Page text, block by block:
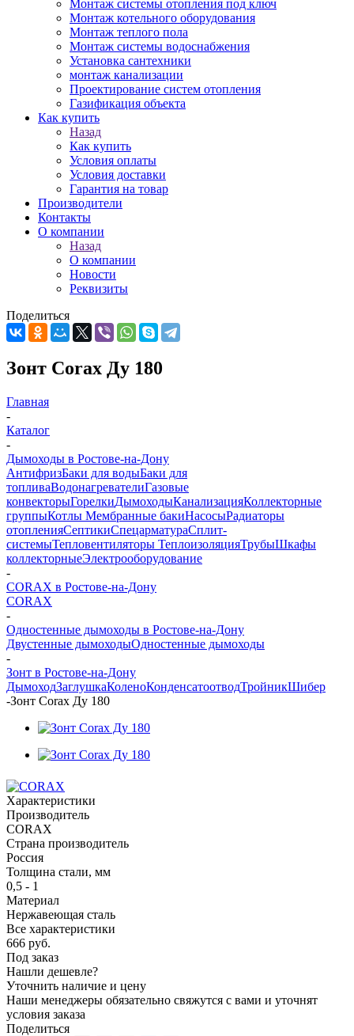
Монтаж системы отопления под ключ
Монтаж котельного оборудования
Монтаж теплого пола
Монтаж системы водоснабжения
Установка сантехники
монтаж канализации
Проектирование систем отопления
Газификация объекта
Как купить
Назад
Как купить
Условия оплаты
Условия доставки
Гарантия на товар
Производители
Контакты
О компании
Назад
О компании
Новости
Реквизиты
Поделиться
Зонт Corax Ду 180
Главная
-
Каталог
-
Дымоходы в Ростове-на-Дону
АнтифризБаки для водыБаки для
топливаВодонагревателиГазовые
конвекторыГорелкиДымоходыКанализацияКоллекторные
группыКотлы Мембранные бакиНасосыРадиаторы
отопленияСептикиСпецарматураСплит-
системыТепловентиляторы ТеплоизоляцияТрубыШкафы
коллекторныеЭлектрооборудование
-
CORAX в Ростове-на-Дону
CORAX
-
Одностенные дымоходы в Ростове-на-Дону
Двустенные дымоходыОдностенные дымоходы
-
Зонт в Ростове-на-Дону
ДымоходЗаглушкаКоленоКонденсатоотводТройникШибер
-Зонт Corax Ду 180
Характеристики
Производитель
CORAX
Страна производитель
Россия
Толщина стали, мм
0,5 - 1
Материал
Нержавеющая сталь
Все характеристики
666 руб.
Под заказ
Нашли дешевле?
Уточнить наличие и цену
Наши менеджеры обязательно свяжутся с вами и уточнят
условия заказа
Поделиться